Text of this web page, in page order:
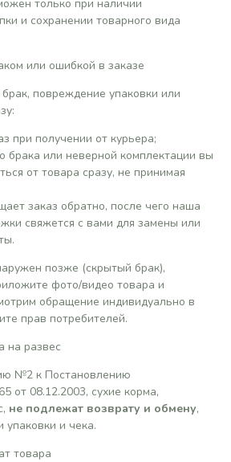
только при наличии
и сохранении товарного вида
или ошибкой в заказе
повреждение упаковки или
при получении от курьера;
брака или неверной комплектации вы
от товара сразу, не принимая
заказ обратно, после чего наша
свяжется с вами для замены или
позже (скрытый брак),
фото/видео товара и
обращение индивидуально в
прав потребителей.
на развес
№2 к Постановлению
от 08.12.2003, сухие корма,
не подлежат возврату и обмену,
упаковки и чека.
товара